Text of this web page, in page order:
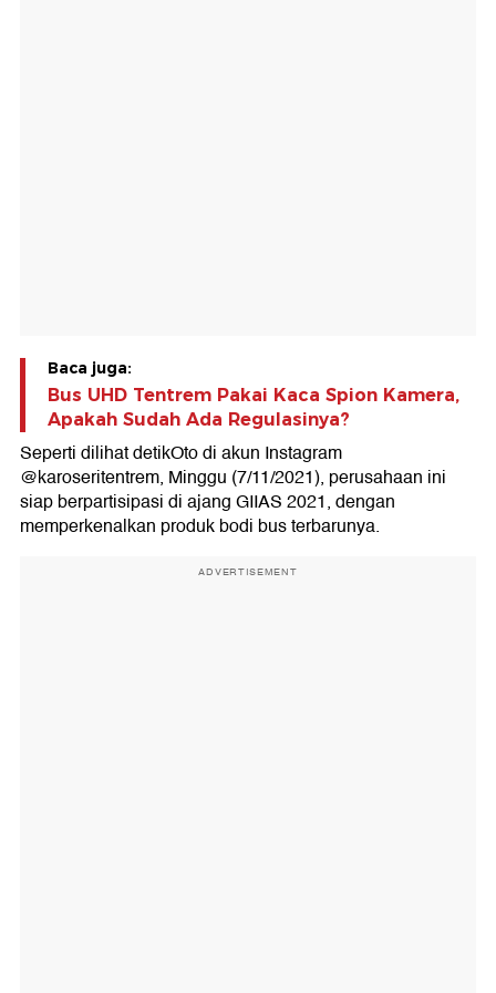
Baca juga:
Bus UHD Tentrem Pakai Kaca Spion Kamera,
Apakah Sudah Ada Regulasinya?
Seperti dilihat detikOto di akun Instagram
@karoseritentrem, Minggu (7/11/2021), perusahaan ini
siap berpartisipasi di ajang GIIAS 2021, dengan
memperkenalkan produk bodi bus terbarunya.
ADVERTISEMENT